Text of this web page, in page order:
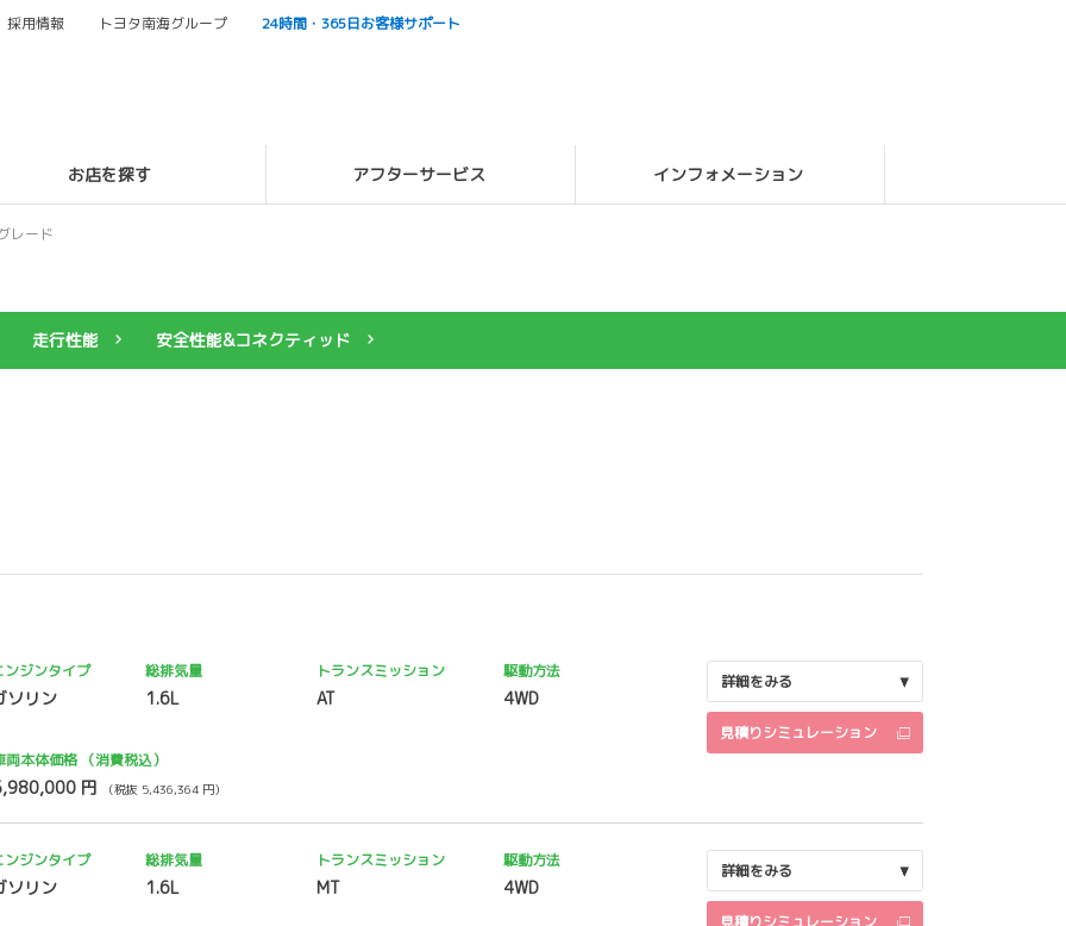
お店を探す アフターサービス インフォメーション
採用情報 トヨタ南海グループ 24時間・365日お客様サポート
レード
走行性能 安全性能&コネクティッド
ンジンタイプ
ソリン
総排気量
1.6L
トランスミッション
AT
駆動方法
4WD
両本体価格 （消費税込）
円 （税抜 5,436,364 円）
詳細をみる
見積りシミュレーション
ンジンタイプ
ソリン
総排気量
1.6L
トランスミッション
MT
駆動方法
4WD
詳細をみる